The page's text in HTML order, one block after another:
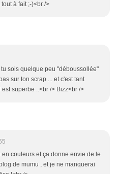
à fait ;-)<br />
sois quelque peu "déboussollée"
sur ton scrap ... et c'est tant
superbe ..<br /> Bizz<br />
couleurs et ça donne envie de le
de mumu , et je ne manquerai